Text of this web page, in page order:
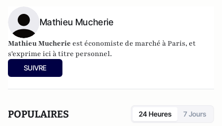
Mathieu Mucherie
Mathieu Mucherie est économiste de marché à Paris, et
s'exprime ici à titre personnel.
SUIVRE
POPULAIRES 24 Heures 7 Jours